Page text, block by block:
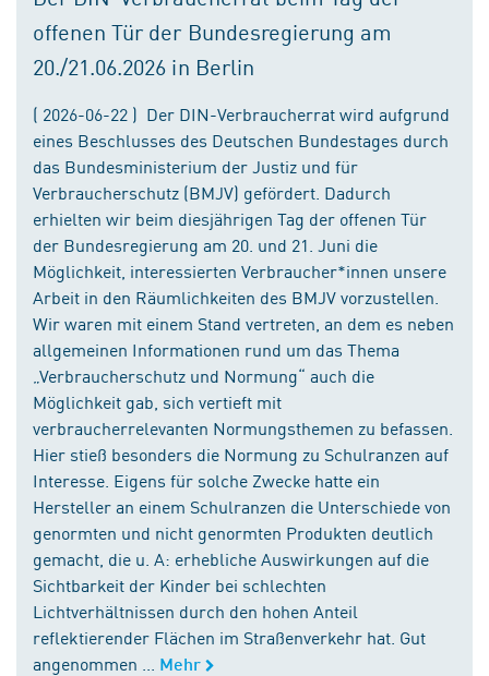
offenen Tür der Bundesregierung am
20./21.06.2026 in Berlin
( 2026-06-22 ) Der DIN-Verbraucherrat wird aufgrund
eines Beschlusses des Deutschen Bundestages durch
das Bundesministerium der Justiz und für
Verbraucherschutz (BMJV) gefördert. Dadurch
erhielten wir beim diesjährigen Tag der offenen Tür
der Bundesregierung am 20. und 21. Juni die
Möglichkeit, interessierten Verbraucher*innen unsere
Arbeit in den Räumlichkeiten des BMJV vorzustellen.
Wir waren mit einem Stand vertreten, an dem es neben
allgemeinen Informationen rund um das Thema
„Verbraucherschutz und Normung“ auch die
Möglichkeit gab, sich vertieft mit
verbraucherrelevanten Normungsthemen zu befassen.
Hier stieß besonders die Normung zu Schulranzen auf
Interesse. Eigens für solche Zwecke hatte ein
Hersteller an einem Schulranzen die Unterschiede von
genormten und nicht genormten Produkten deutlich
gemacht, die u. A: erhebliche Auswirkungen auf die
Sichtbarkeit der Kinder bei schlechten
Lichtverhältnissen durch den hohen Anteil
reflektierender Flächen im Straßenverkehr hat. Gut
angenommen ...
Mehr